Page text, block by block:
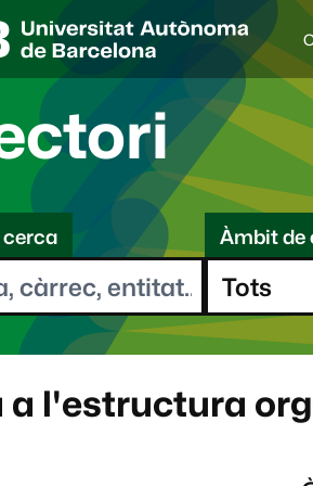
I
d
i
a
e
l
e
o
t
cerca Àmbit de
a l'estructura